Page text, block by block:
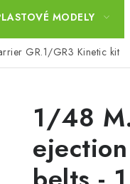
MODELY
GR.1/GR3 Kinetic kit
1/48